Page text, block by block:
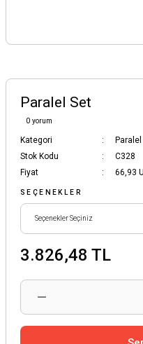
Paralel Set
0 yorum
Kategori
Stok Kodu
C328
Fiyat
66,93
SEÇENEKLER
3.826,48 TL